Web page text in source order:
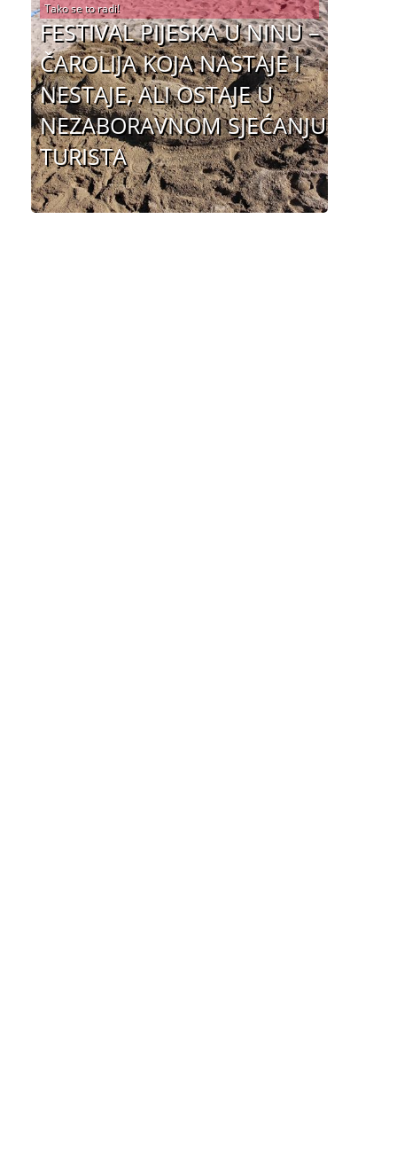
FESTIVAL PIJESKA U NINU –
ČAROLIJA KOJA NASTAJE I
NESTAJE, ALI OSTAJE U
NEZABORAVNOM SJEĆANJU
TURISTA
Tako se to radi!